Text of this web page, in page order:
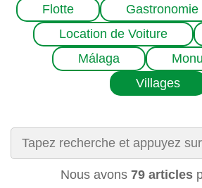
Flotte Gastronomie
Location de Voiture
Málaga
Villages
Nous avons 79 articles